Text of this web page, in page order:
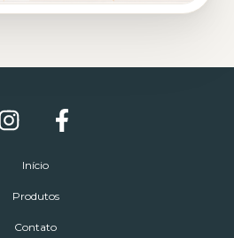
Início
Produtos
Contato